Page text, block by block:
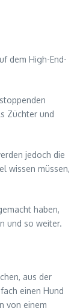
dem High-End-
Züchter und
jedoch die
wissen müssen,
haben,
und so weiter.
aus der
einen Hund
von einem